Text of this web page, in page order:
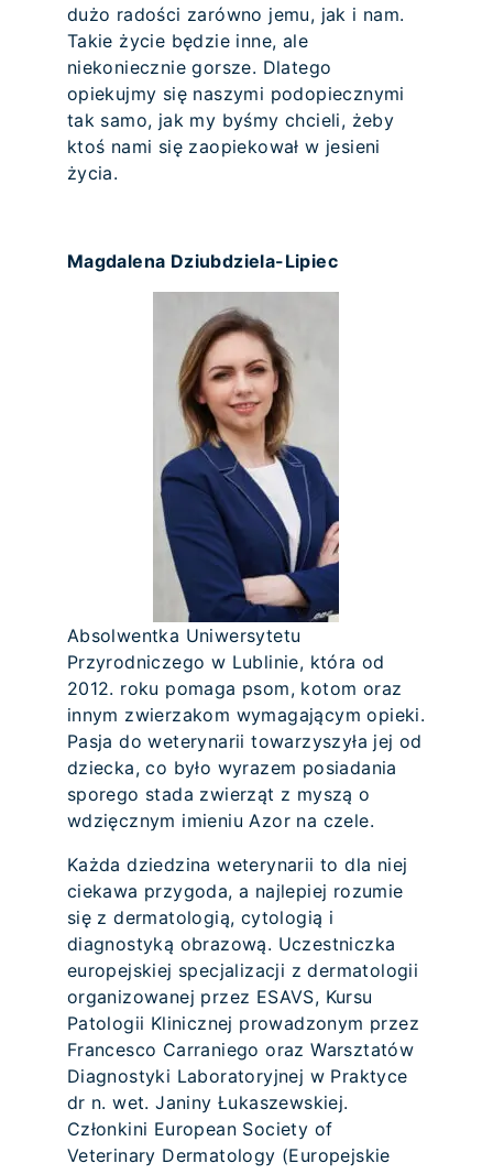
dużo radości zarówno jemu, jak i nam.
Takie życie będzie inne, ale
niekoniecznie gorsze. Dlatego
opiekujmy się naszymi podopiecznymi
tak samo, jak my byśmy chcieli, żeby
ktoś nami się zaopiekował w jesieni
życia.
Magdalena Dziubdziela-Lipiec
Absolwentka Uniwersytetu
Przyrodniczego w Lublinie, która od
2012. roku pomaga psom, kotom oraz
innym zwierzakom wymagającym opieki.
Pasja do weterynarii towarzyszyła jej od
dziecka, co było wyrazem posiadania
sporego stada zwierząt z myszą o
wdzięcznym imieniu Azor na czele.
Każda dziedzina weterynarii to dla niej
ciekawa przygoda, a najlepiej rozumie
się z dermatologią, cytologią i
diagnostyką obrazową. Uczestniczka
europejskiej specjalizacji z dermatologii
organizowanej przez ESAVS, Kursu
Patologii Klinicznej prowadzonym przez
Francesco Carraniego oraz Warsztatów
Diagnostyki Laboratoryjnej w Praktyce
dr n. wet. Janiny Łukaszewskiej.
Członkini European Society of
Veterinary Dermatology (Europejskie